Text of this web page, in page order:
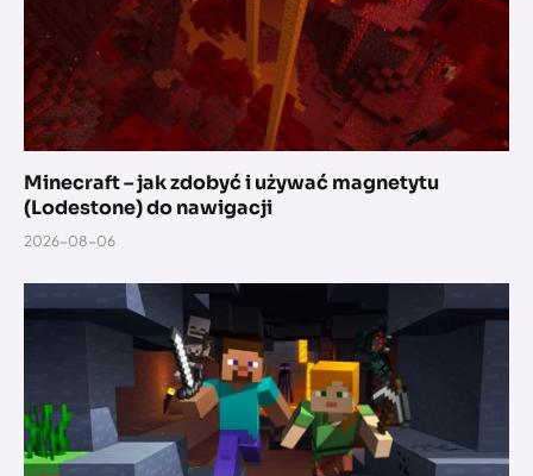
Minecraft – jak zdobyć i używać magnetytu
(Lodestone) do nawigacji
2026-08-06